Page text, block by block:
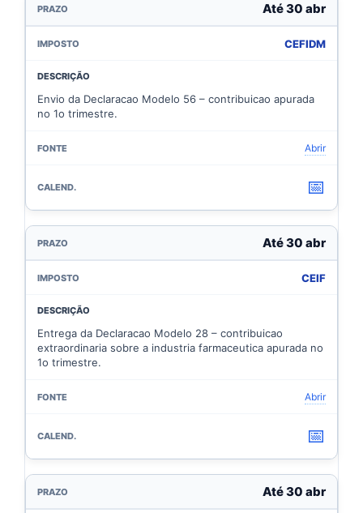
Até 30 abr
CEFIDM
Envio da Declaracao Modelo 56 – contribuicao apurada
no 1o trimestre.
Abrir
📅
Até 30 abr
CEIF
Entrega da Declaracao Modelo 28 – contribuicao
extraordinaria sobre a industria farmaceutica apurada no
1o trimestre.
Abrir
📅
Até 30 abr